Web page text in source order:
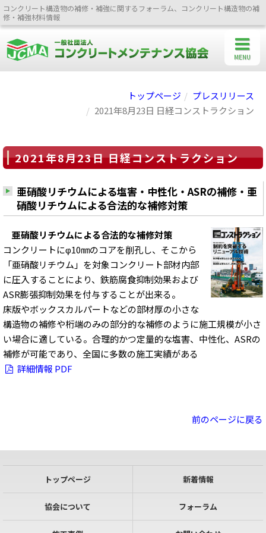
コンクリート構造物の補修・補強に関するフォーラム、コンクリート構造物の補
修・補強材料情報
トップページ
プレスリリース
2021年8月23日 日経コンストラクション
2021年8月23日 日経コンストラクション
亜硝酸リチウムによる塩害・中性化・ASRの補修・亜
硝酸リチウムによる合法的な補修対策
亜硝酸リチウムによる合法的な補修対策
コンクリートにφ10㎜のコアを削孔し、そこから
「亜硝酸リチウム」を対象コンクリート部材内部
に圧入することにより、鉄筋腐食抑制効果および
ASR膨張抑制効果を付与することが出来る。
床版やボックスカルパートなどの部材厚の小さな
構造物の補修や桁端のみの部分的な補修のように施工規模が小さ
い場合に適している。合理的かつ定量的な塩害、中性化、ASRの
補修が可能であり、全国に多数の施工実績がある
詳細情報 PDF
前のページに戻る
トップページ 新着情報
協会について フォーラム
MENU